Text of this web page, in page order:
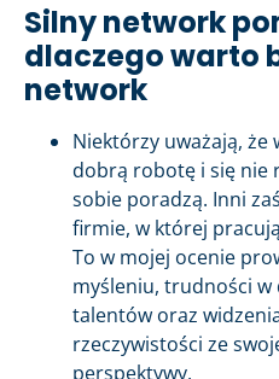
Silny network
dlaczego warto
network
Niektórzy uważają, że
dobrą robotę i się nie
sobie poradzą. Inni
firmie, w której
To w mojej ocenie
myśleniu, trudności
talentów oraz
rzeczywistości ze
perspektywy.